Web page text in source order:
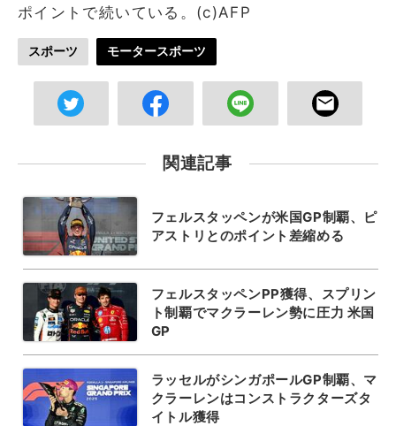
ポイントで続いている。(c)AFP
スポーツ モータースポーツ
関連記事
フェルスタッペンが米国GP制覇、ピ
アストリとのポイント差縮める
フェルスタッペンPP獲得、スプリン
ト制覇でマクラーレン勢に圧力 米国
GP
ラッセルがシンガポールGP制覇、マ
クラーレンはコンストラクターズタ
イトル獲得